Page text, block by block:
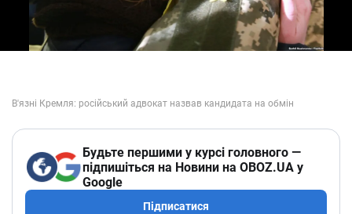
Будьте першими у курсі головного —
підпишіться на Новини на OBOZ.UA у
Google
Підписатися